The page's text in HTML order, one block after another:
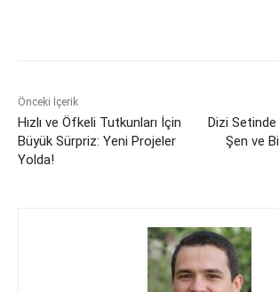
Önceki İçerik
Hızlı ve Öfkeli Tutkunları İçin
Büyük Sürpriz: Yeni Projeler
Yolda!
Dizi
Şen ve